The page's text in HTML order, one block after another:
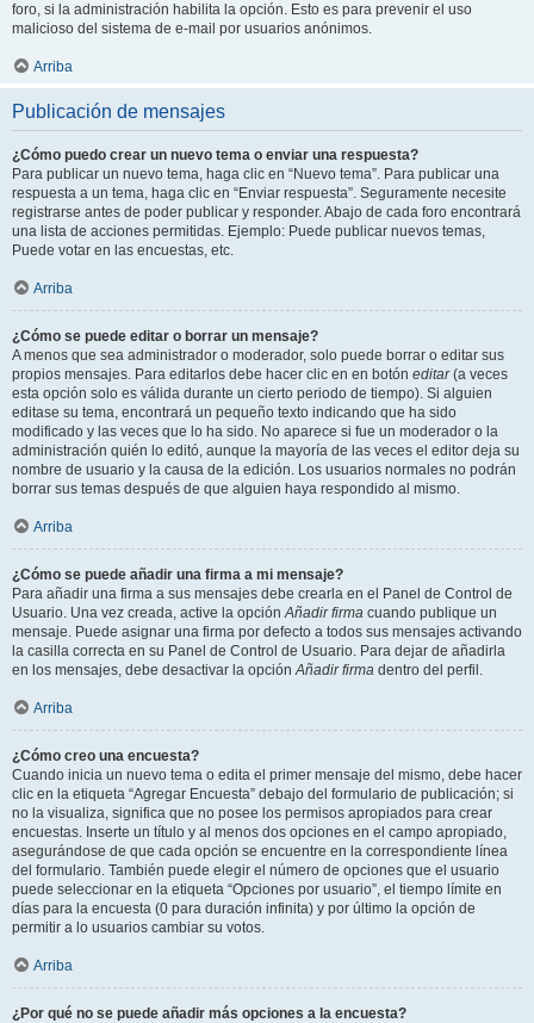
foro, si la administración habilita la opción. Esto es para prevenir el uso
malicioso del sistema de e-mail por usuarios anónimos.
Arriba
Publicación de mensajes
¿Cómo puedo crear un nuevo tema o enviar una respuesta?
Para publicar un nuevo tema, haga clic en “Nuevo tema”. Para publicar una
respuesta a un tema, haga clic en “Enviar respuesta”. Seguramente necesite
registrarse antes de poder publicar y responder. Abajo de cada foro encontrará
una lista de acciones permitidas. Ejemplo: Puede publicar nuevos temas,
Puede votar en las encuestas, etc.
Arriba
¿Cómo se puede editar o borrar un mensaje?
A menos que sea administrador o moderador, solo puede borrar o editar sus
propios mensajes. Para editarlos debe hacer clic en en botón editar(a veces
esta opción solo es válida durante un cierto periodo de tiempo). Si alguien
editase su tema, encontrará un pequeño texto indicando que ha sido
modificado y las veces que lo ha sido. No aparece si fue un moderador o la
administración quién lo editó, aunque la mayoría de las veces el editor deja su
nombre de usuario y la causa de la edición. Los usuarios normales no podrán
borrar sus temas después de que alguien haya respondido al mismo.
Arriba
¿Cómo se puede añadir una firma a mi mensaje?
Para añadir una firma a sus mensajes debe crearla en el Panel de Control de
Usuario. Una vez creada, active la opciónAñadir firma cuando publique un
mensaje. Puede asignar una firma por defecto a todos sus mensajes activando
la casilla correcta en su Panel de Control de Usuario. Para dejar de añadirla
en los mensajes, debe desactivar la opciónAñadir firma dentro del perfil.
Arriba
¿Cómo creo una encuesta?
Cuando inicia un nuevo tema o edita el primer mensaje del mismo, debe hacer
clic en la etiqueta “Agregar Encuesta” debajo del formulario de publicación; si
no la visualiza, significa que no posee los permisos apropiados para crear
encuestas. Inserte un título y al menos dos opciones en el campo apropiado,
asegurándose de que cada opción se encuentre en la correspondiente línea
del formulario. También puede elegir el número de opciones que el usuario
puede seleccionar en la etiqueta “Opciones por usuario”, el tiempo límite en
días para la encuesta (0 para duración infinita) y por último la opción de
permitir a lo usuarios cambiar su votos.
Arriba
¿Por qué no se puede añadir más opciones a la encuesta?